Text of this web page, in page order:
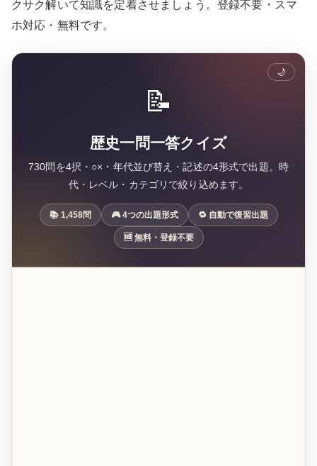
クサク解いて知識を定着させましょう。登録不要・スマ
ホ対応・無料です。
🌙
📝
歴史一問一答クイズ
730問を4択・○×・年代並び替え・記述の4形式で出題。時
代・レベル・カテゴリで絞り込めます。
📚 1,458問 🎮 4つの出題形式 🔁 自動で復習出題
🆓 無料・登録不要